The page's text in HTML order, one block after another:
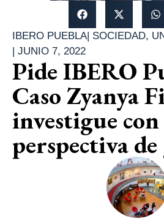
IBERO PUEBLA| SOCIEDAD,
| JUNIO 7, 2022
Pide IBERO
Caso Zyanya
investigue con
perspectiva